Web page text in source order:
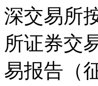
深交易所
所证券交
易报告（